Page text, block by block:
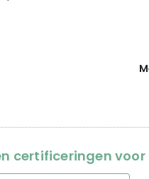
certificeringen